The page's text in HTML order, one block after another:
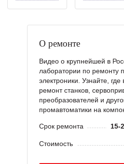
О ремонте
Видео о крупнейшей в
лаборатории по ремонту
электроники. Узнайте,
ремонт станков,
преобразователей и
промавтоматики на
Срок ремонта 15-
Стоимость